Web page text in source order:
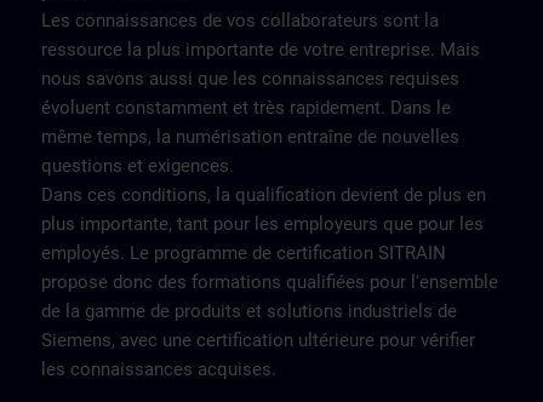
Les connaissances de vos collaborateurs sont la
ressource la plus importante de votre entreprise. Mais
nous savons aussi que les connaissances requises
évoluent constamment et très rapidement. Dans le
même temps, la numérisation entraîne de nouvelles
questions et exigences.
Dans ces conditions, la qualification devient de plus en
plus importante, tant pour les employeurs que pour les
employés. Le programme de certification SITRAIN
propose donc des formations qualifiées pour l'ensemble
de la gamme de produits et solutions industriels de
Siemens, avec une certification ultérieure pour vérifier
les connaissances acquises.